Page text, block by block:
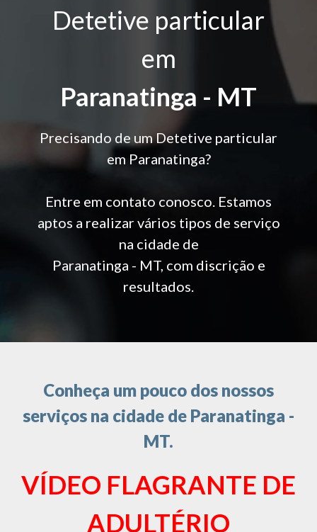
Detetive particular
em
Paranatinga - MT
Precisando de um Detetive particular
em Paranatinga?
Entre em contato conosco. Estamos
aptos a realizar vários tipos de serviço
na cidade de
Paranatinga - MT, com discrição e
resultados.
Conheça um pouco dos nossos
serviços na cidade de Paranatinga -
MT.
VÍDEO FLAGRANTE DE
ADULTÉRIO